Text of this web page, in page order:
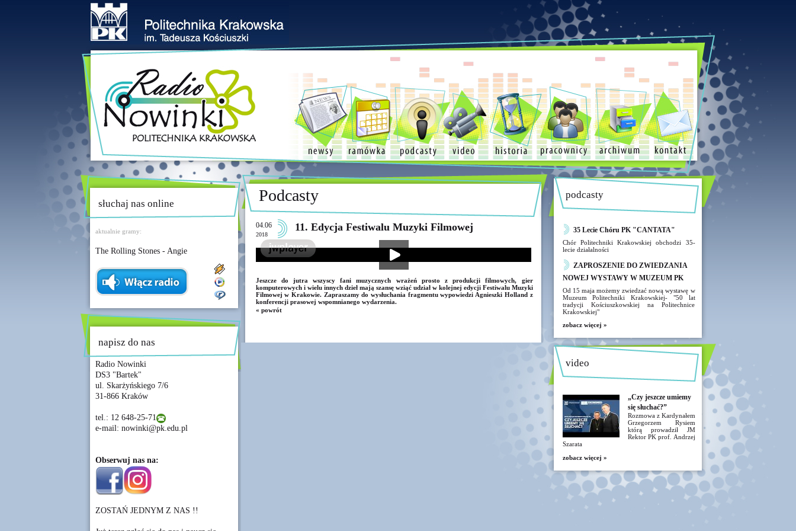
słuchaj nas online
aktualnie gramy:
The Rolling Stones - Angie
napisz do nas
Radio Nowinki
DS3 "Bartek"
ul. Skarżyńskiego 7/6
31-866 Kraków
tel.: 12 648-25-71
e-mail: nowinki@pk.edu.pl
Obserwuj nas na:
ZOSTAŃ JEDNYM Z NAS !!
Podcasty
04.06
2018
11. Edycja Festiwalu Muzyki Filmowej
Jeszcze do jutra wszyscy fani muzycznych wrażeń prosto z produkcji filmowych, gier
komputerowych i wielu innych dzieł mają szansę wziąć udział w kolejnej edycji Festiwalu Muzyki
Filmowej w Krakowie. Zapraszamy do wysłuchania fragmentu wypowiedzi Agnieszki Holland z
konferencji prasowej wspomnianego wydarzenia.
« powrót
podcasty
35 Lecie Chóru PK "CANTATA"
Chór Politechniki Krakowskiej obchodzi 35-
lecie działalności
ZAPROSZENIE DO ZWIEDZANIA
NOWEJ WYSTAWY W MUZEUM PK
Od 15 maja możemy zwiedzać nową wystawę w
Muzeum Politechniki Krakowskiej- "50 lat
tradycji Kościuszkowskiej na Politechnice
Krakowskiej"
zobacz więcej »
video
„Czy jeszcze umiemy
się słuchać?”
Rozmowa z Kardynałem
Grzegorzem Rysiem
którą prowadził JM
Rektor PK prof. Andrzej
Szarata
zobacz więcej »